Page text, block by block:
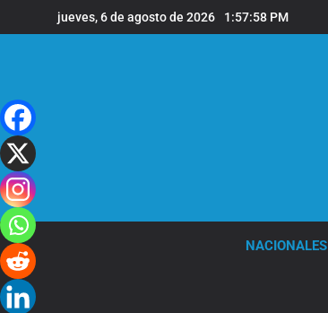
al
jueves, 6 de agosto de 2026 1:57:59 PM
NACIONALES